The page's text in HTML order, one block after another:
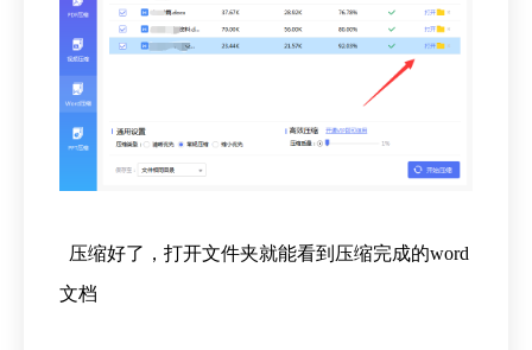
压缩好了，打开文件夹就能看到压缩完成的word
文档